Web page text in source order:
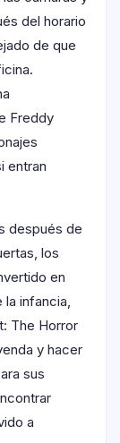
del horario
de que
Freddy
entran
después de
los
en
la infancia,
The Horror
y hacer
sus
a